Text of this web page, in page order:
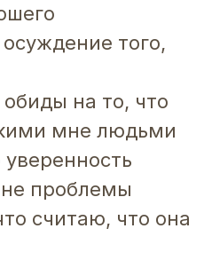
того,
на то, что
мне людьми
проблемы
считаю, что она